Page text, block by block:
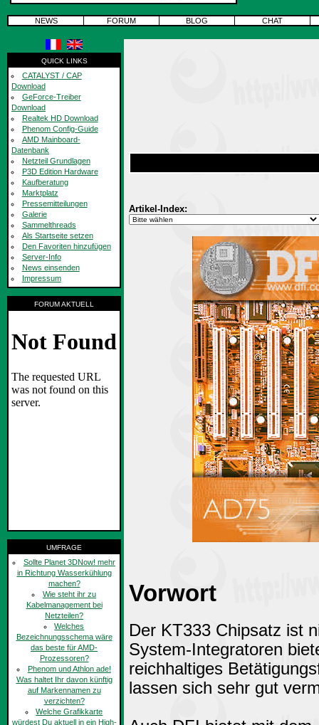
NEWS FORUM BLOG CHAT
QUICK LINKS
CATALYST / CAP
Download
GeForce-Treiber
Download
Realtek HD Download
Phenom Config-Guide
AMD Mainboard-
Datenbank
Netzteil Grundlagen
P3D Edition Hardware
Kaufberatung
Marktplatz
Pressemitteilungen
Galerie
Sammelthreads
Als Startseite setzen
Den Favoriten hinzufügen
Server-Info
News einsenden
Impressum
FORUM AKTUELL
UMFRAGE
Sollte Planet 3DNow! mehr
in Richtung Wasserkühlung
machen?
Wie steht ihr zu
Kabelmanagement bei
Netzteilen?
Welches
Bezeichnungsschema wäre
das beste für AMD-
Prozessoren?
Phenom und Athlon ade!
Was haltet Ihr davon künftig
auf Markennamen zu
verzichten?
Welche Grafikkarte
würdest Du aktuell in ein High-
Artikel-Index:
Vorwort
Der KT333 Chipsatz ist
System-Integratoren
reichhaltiges
lassen sich sehr gut